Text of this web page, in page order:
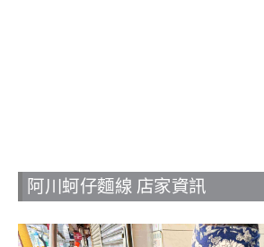
阿川蚵仔麵線 店家資訊